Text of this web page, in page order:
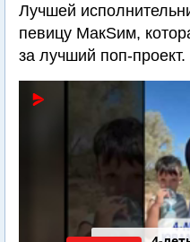
Лучшей
певицу МакSим,
за лучший поп-проект.